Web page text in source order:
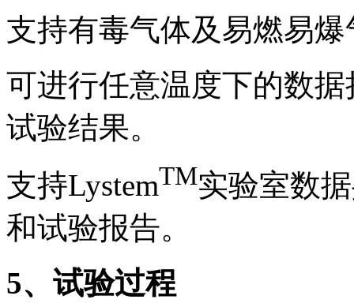
支持有毒气体及易燃易
可进行任意温度下的数
试验结果。
支持LystemTM实验室数
和试验报告。
5、试验过程